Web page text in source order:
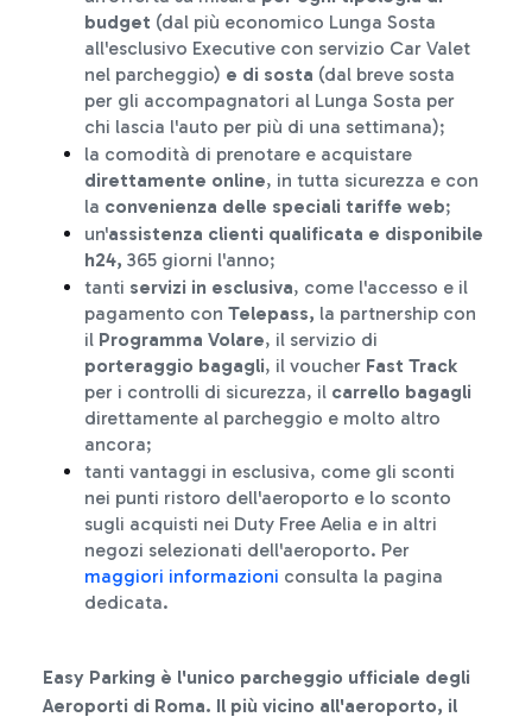
budget (dal più economico Lunga Sosta
all'esclusivo Executive con servizio Car Valet
nel parcheggio) e di sosta (dal breve sosta
per gli accompagnatori al Lunga Sosta per
chi lascia l'auto per più di una settimana);
la comodità di prenotare e acquistare
direttamente online, in tutta sicurezza e con
la convenienza delle speciali tariffe web;
un'assistenza clienti qualificata e disponibile
h24, 365 giorni l'anno;
tanti servizi in esclusiva, come l'accesso e il
pagamento con Telepass, la partnership con
il Programma Volare, il servizio di
porteraggio bagagli, il voucher Fast Track
per i controlli di sicurezza, il carrello bagagli
direttamente al parcheggio e molto altro
ancora;
tanti vantaggi in esclusiva, come gli sconti
nei punti ristoro dell'aeroporto e lo sconto
sugli acquisti nei Duty Free Aelia e in altri
negozi selezionati dell'aeroporto. Per
maggiori informazioni consulta la pagina
dedicata.
Easy Parking è l'unico parcheggio ufficiale degli
Aeroporti di Roma. Il più vicino all'aeroporto, il